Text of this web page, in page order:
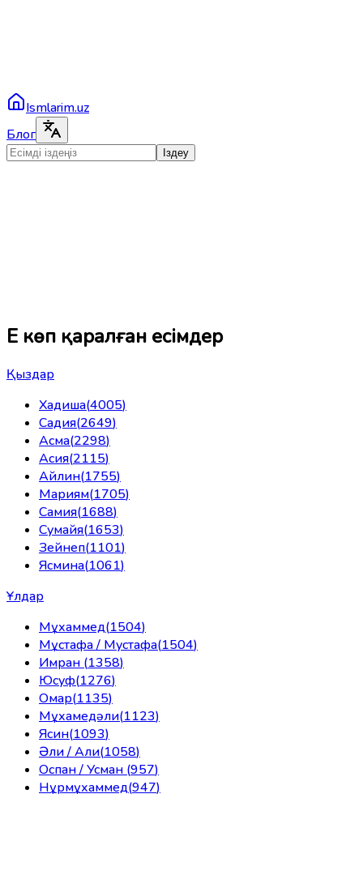
Ismlarim.uz
Блог
Іздеу
Ең көп қаралған есімдер
Қыздар
Хадиша(4005)
Садия(2649)
Асма(2298)
Асия(2115)
Айлин(1755)
Мариям(1705)
Самия(1688)
Сумайя(1653)
Зейнеп(1101)
Ясмина(1061)
Ұлдар
Мұхаммед(1504)
Мұстафа / Мустафа(1504)
Имран (1358)
Юсуф(1276)
Омар(1135)
Мұхамедәли(1123)
Ясин(1093)
Әли / Али(1058)
Оспан / Усман (957)
Нұрмұхаммед(947)